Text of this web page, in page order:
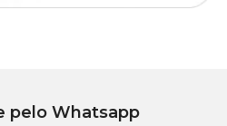
82,0%
pelo Whatsapp